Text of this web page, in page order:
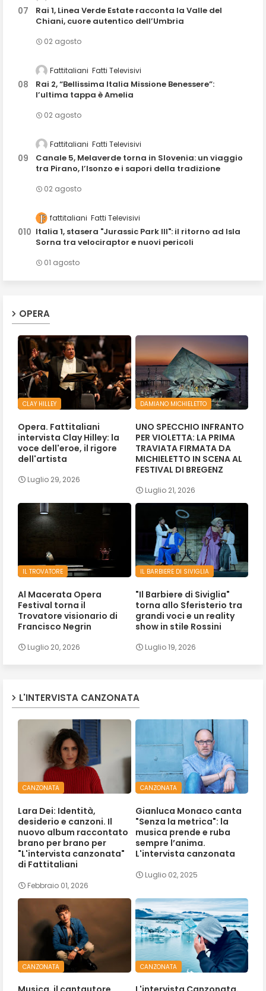
Rai 1, Linea Verde Estate racconta la Valle del
Chiani, cuore autentico dell’Umbria
02 agosto
Fattitaliani Fatti Televisivi
Rai 2, “Bellissima Italia Missione Benessere”:
l’ultima tappa è Amelia
02 agosto
Fattitaliani Fatti Televisivi
Canale 5, Melaverde torna in Slovenia: un viaggio
tra Pirano, l’Isonzo e i sapori della tradizione
02 agosto
fattitaliani Fatti Televisivi
Italia 1, stasera "Jurassic Park III": il ritorno ad Isla
Sorna tra velociraptor e nuovi pericoli
01 agosto
OPERA
CLAY HILLEY
Opera. Fattitaliani
intervista Clay Hilley: la
voce dell'eroe, il rigore
dell'artista
Luglio 29, 2026
DAMIANO MICHIELETTO
UNO SPECCHIO INFRANTO
PER VIOLETTA: LA PRIMA
TRAVIATA FIRMATA DA
MICHIELETTO IN SCENA AL
FESTIVAL DI BREGENZ
Luglio 21, 2026
IL TROVATORE
Al Macerata Opera
Festival torna il
Trovatore visionario di
Francisco Negrin
Luglio 20, 2026
IL BARBIERE DI SIVIGLIA
"Il Barbiere di Siviglia"
torna allo Sferisterio tra
grandi voci e un reality
show in stile Rossini
Luglio 19, 2026
L'INTERVISTA CANZONATA
CANZONATA
Lara Dei: Identità,
desiderio e canzoni. Il
nuovo album raccontato
brano per brano per
"L'intervista canzonata"
di Fattitaliani
Febbraio 01, 2026
CANZONATA
Gianluca Monaco canta
"Senza la metrica": la
musica prende e ruba
sempre l’anima.
L'intervista canzonata
Luglio 02, 2025
CANZONATA CANZONATA